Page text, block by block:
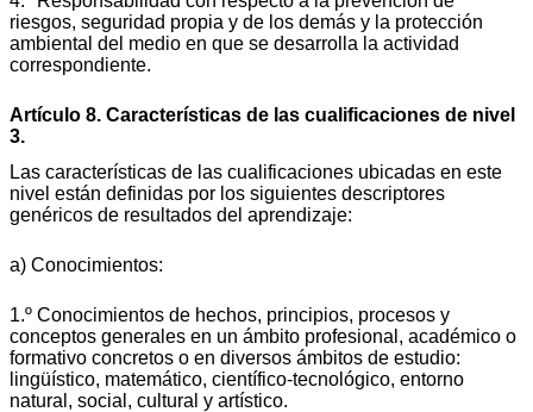
riesgos, seguridad propia y de los demás y la protección
ambiental del medio en que se desarrolla la actividad
correspondiente.
Artículo 8. Características de las cualificaciones de nivel
3.
Las características de las cualificaciones ubicadas en este
nivel están definidas por los siguientes descriptores
genéricos de resultados del aprendizaje:
a) Conocimientos:
1.º Conocimientos de hechos, principios, procesos y
conceptos generales en un ámbito profesional, académico o
formativo concretos o en diversos ámbitos de estudio:
lingüístico, matemático, científico-tecnológico, entorno
natural, social, cultural y artístico.